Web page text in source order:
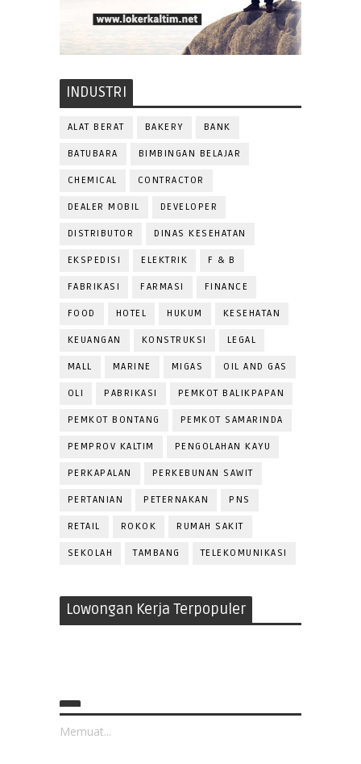
INDUSTRI
ALAT BERAT BAKERY BANK
BATUBARA BIMBINGAN BELAJAR
CHEMICAL CONTRACTOR
DEALER MOBIL DEVELOPER
DISTRIBUTOR DINAS KESEHATAN
EKSPEDISI ELEKTRIK F & B
FABRIKASI FARMASI FINANCE
FOOD HOTEL HUKUM KESEHATAN
KEUANGAN KONSTRUKSI LEGAL
MALL MARINE MIGAS OIL AND GAS
OLI PABRIKASI PEMKOT BALIKPAPAN
PEMKOT BONTANG PEMKOT SAMARINDA
PEMPROV KALTIM PENGOLAHAN KAYU
PERKAPALAN PERKEBUNAN SAWIT
PERTANIAN PETERNAKAN PNS
RETAIL ROKOK RUMAH SAKIT
SEKOLAH TAMBANG TELEKOMUNIKASI
Lowongan Kerja Terpopuler
Memuat...